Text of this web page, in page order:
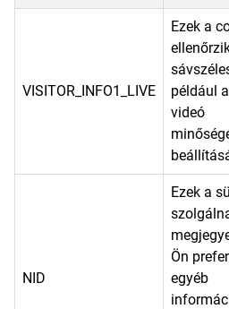
VISITOR_INFO1_LIVE
Ezek a
például
videó
NID
Ezek a
Ön
egyéb